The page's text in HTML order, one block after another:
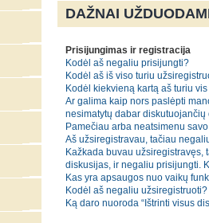
DAŽNAI
Prisijungimas ir registracija
Kodėl aš negaliu prisijungti?
Kodėl aš iš viso turiu
Kodėl kiekvieną kartą aš turiu
Ar galima kaip nors paslėpti
nesimatytų dabar
Pamečiau arba neatsimenu
Aš užsiregistravau, tačiau
Kažkada buvau užsiregistravęs,
diskusijas, ir negaliu prisijungti.
Kas yra apsaugos nuo vaikų
Kodėl aš negaliu užsiregistruoti?
Ką daro nuoroda “Ištrinti visus